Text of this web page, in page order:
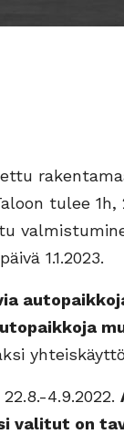
tulee
1.1.2023.
4.9.2022.
valitut on